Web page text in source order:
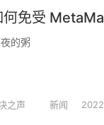
何免受
的粥
之声 新闻